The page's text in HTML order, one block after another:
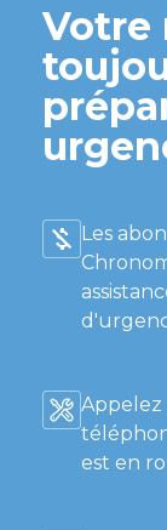
Votre
Les
Appelez
est en